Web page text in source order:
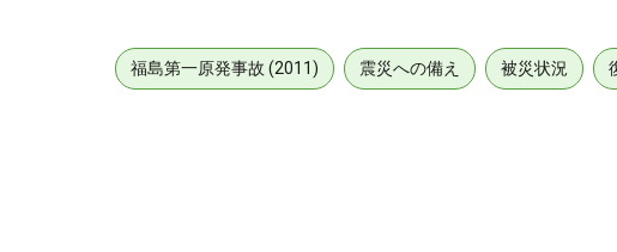
福島第一原発事故 (2011) 震災への備え 被災状況